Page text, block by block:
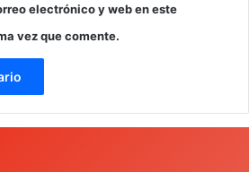
electrónico y web en este
vez que comente.